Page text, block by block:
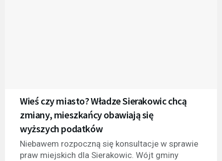
Wieś czy miasto? Władze Sierakowic chcą
zmiany, mieszkańcy obawiają się
wyższych podatków
Niebawem rozpoczną się konsultacje w sprawie
praw miejskich dla Sierakowic. Wójt gminy